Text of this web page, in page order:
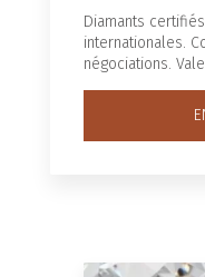
Diamants
internationales.
négociations.